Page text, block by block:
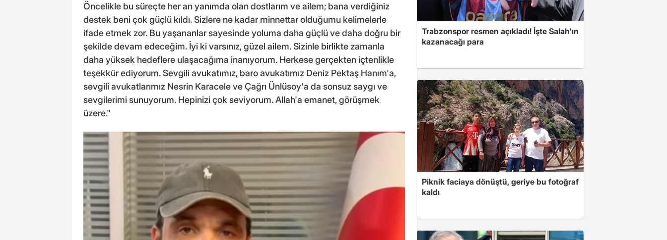
Öncelikle bu süreçte her an yanımda olan dostlarım ve ailem; bana verdiğiniz
destek beni çok güçlü kıldı. Sizlere ne kadar minnettar olduğumu kelimelerle
ifade etmek zor. Bu yaşananlar sayesinde yoluma daha güçlü ve daha doğru bir
şekilde devam edeceğim. İyi ki varsınız, güzel ailem. Sizinle birlikte zamanla
daha yüksek hedeflere ulaşacağıma inanıyorum. Herkese gerçekten içtenlikle
teşekkür ediyorum. Sevgili avukatımız, baro avukatımız Deniz Pektaş Hanım'a,
sevgili avukatlarımız Nesrin Karacele ve Çağrı Ünlüsoy'a da sonsuz saygı ve
sevgilerimi sunuyorum. Hepinizi çok seviyorum. Allah'a emanet, görüşmek
üzere."
Trabzonspor resmen açıkladı! İşte Salah'ın
kazanacağı para
Piknik faciaya dönüştü, geriye bu fotoğraf
kaldı